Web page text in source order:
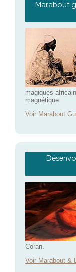
Marabout
magiques
magnétique.
Voir Marabout
Coran.
Voir Marabout &